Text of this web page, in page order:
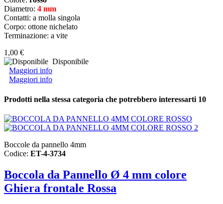
Diametro: 4 mm
Contatti: a molla singola
Corpo: ottone nichelato
Terminazione: a vite
1,00 €
Disponibile
Maggiori info
Maggiori info
Prodotti nella stessa categoria che potrebbero interessarti 10
Boccole da pannello 4mm
Codice: ET-4-3734
Boccola da Pannello Ø 4 mm colore
Ghiera frontale Rossa